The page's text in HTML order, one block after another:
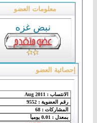
معلومات العضو
نبض غزه
إحصائية العضو